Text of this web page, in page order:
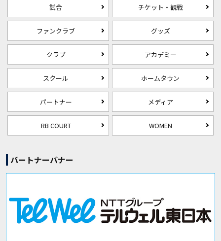
試合 チケット・観戦
ファンクラブ グッズ
クラブ アカデミー
スクール ホームタウン
パートナー メディア
RB COURT WOMEN
パートナーバナー